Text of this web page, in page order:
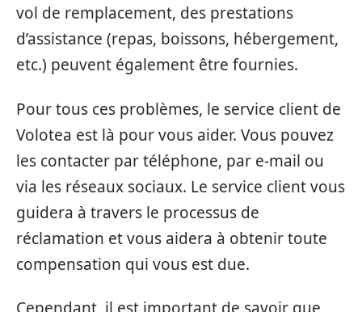
vol de remplacement, des prestations
d’assistance (repas, boissons, hébergement,
etc.) peuvent également être fournies.
Pour tous ces problèmes, le service client de
Volotea est là pour vous aider. Vous pouvez
les contacter par téléphone, par e-mail ou
via les réseaux sociaux. Le service client vous
guidera à travers le processus de
réclamation et vous aidera à obtenir toute
compensation qui vous est due.